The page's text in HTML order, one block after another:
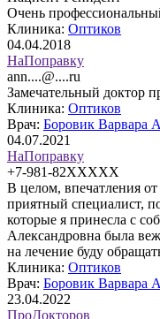
Очень
Клиника: Оптиков
04.04.2018
НаПоправку
ann....@....ru
Замечательный доктор
Клиника: Оптиков
Врач: Боровик Варвара
04.07.2021
НаПоправку
+7-981-82XXXXX
В целом, впечатления
приятный специалист,
которые я принесла с
Александровна была
на лечение буду
Клиника: Оптиков
Врач: Боровик Варвара
23.04.2022
ПроДокторов